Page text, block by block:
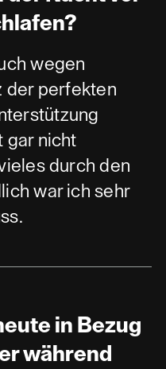
wegen
der perfekten
gar nicht
durch den
war ich sehr
in Bezug
während